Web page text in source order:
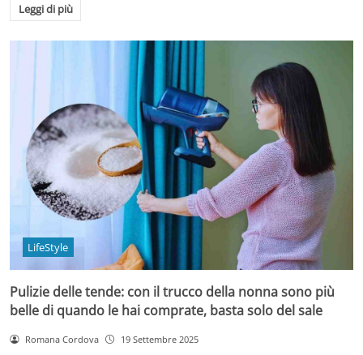
Leggi di più
LifeStyle
Pulizie delle tende: con il trucco della nonna sono più
belle di quando le hai comprate, basta solo del sale
Romana Cordova 19 Settembre 2025